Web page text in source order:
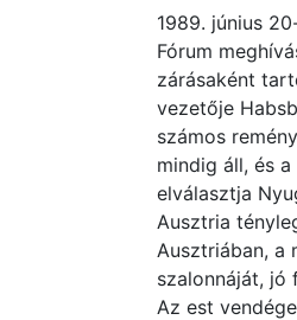
1989. június
Fórum
zárásaként
vezetője
számos
mindig áll, és
elválasztja
Ausztria
Ausztriában, a
szalonnáját, jó
Az est